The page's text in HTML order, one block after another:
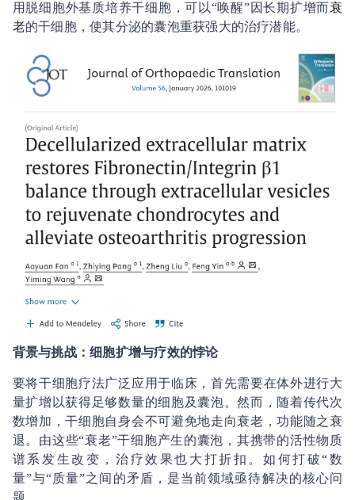
用脱细胞外基质培养干细胞，可以“唤醒”因长期扩增而衰
老的干细胞，使其分泌的囊泡重获强大的治疗潜能。
背景与挑战：细胞扩增与疗效的悖论
要将干细胞疗法广泛应用于临床，首先需要在体外进行大
量扩增以获得足够数量的细胞及囊泡。然而，随着传代次
数增加，干细胞自身会不可避免地走向衰老，功能随之衰
退。由这些“衰老”干细胞产生的囊泡，其携带的活性物质
谱系发生改变，治疗效果也大打折扣。如何打破“数
量”与“质量”之间的矛盾，是当前领域亟待解决的核心问
题。